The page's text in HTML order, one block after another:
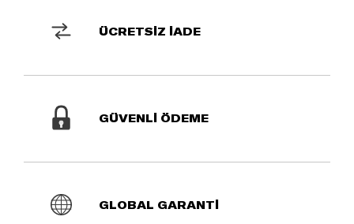
ÜCRETSİZ İADE
GÜVENLİ ÖDEME
GLOBAL GARANTİ